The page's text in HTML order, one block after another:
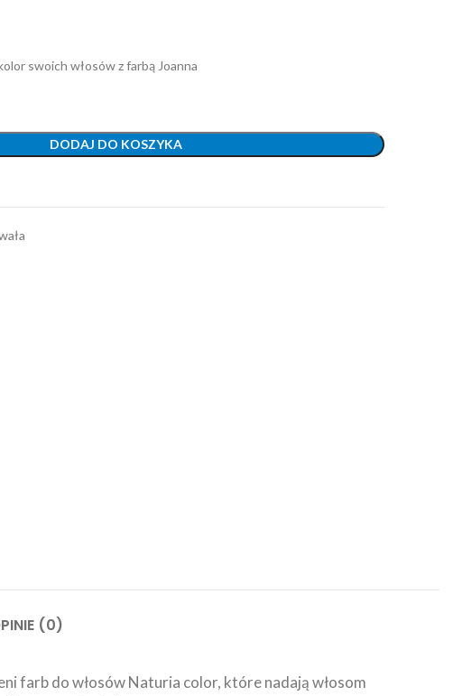
swoich włosów z farbą Joanna
DODAJ DO KOSZYKA
(0)
farb do włosów Naturia color, które nadają włosom